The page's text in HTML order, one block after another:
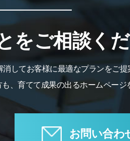
をご相談く
してお客様に最適なプランをご
、育てて成果の出るホームページ
お問い合わ